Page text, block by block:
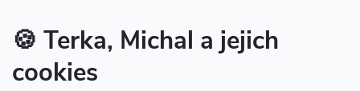
🍪 Terka, Michal a jejich
cookies
Instagram